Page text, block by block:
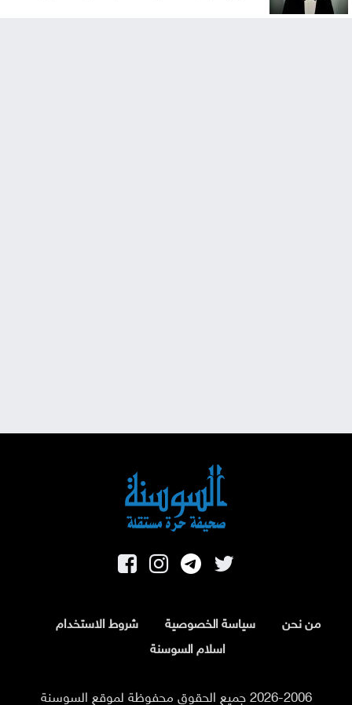
من نحن سياسة الخصوصية
شروط الاستخدام
اسلام السوسنة
2026-2006 جميع الحقوق محفوظة لموقع السوسنة